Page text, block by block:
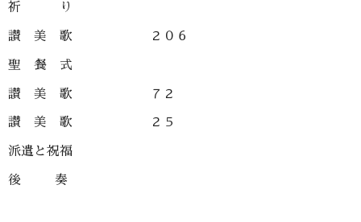
祈 り
讃 美 歌 ２０６
聖 餐 式
讃 美 歌 ７２
讃 美 歌 ２５
派遣と祝福
後 奏